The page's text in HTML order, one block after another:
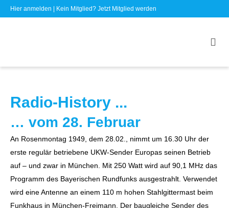
Hier anmelden | Kein Mitglied? Jetzt Mitglied werden
Radio-History ...
… vom 28. Februar
An Rosenmontag 1949, dem 28.02., nimmt um 16.30 Uhr der
erste regulär betriebene UKW-Sender Europas seinen Betrieb
auf – und zwar in München. Mit 250 Watt wird auf 90,1 MHz das
Programm des Bayerischen Rundfunks ausgestrahlt. Verwendet
wird eine Antenne an einem 110 m hohen Stahlgittermast beim
Funkhaus in München-Freimann. Der baugleiche Sender des